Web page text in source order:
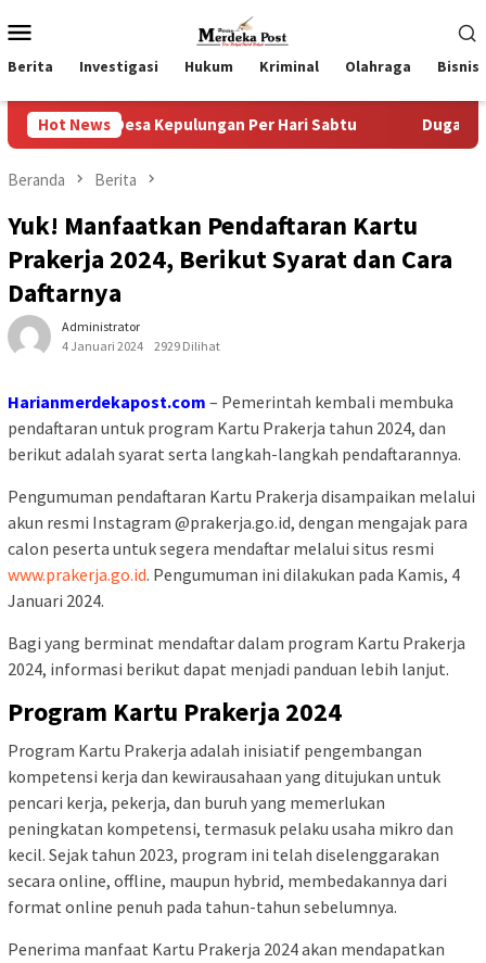
ke
kontenMobile
Berita Investigasi Hukum Kriminal Olahraga Bisnis
Hot News
Kepulungan Per Hari Sabtu Dugaan Pungli SKAB di
Beranda Berita
Yuk! Manfaatkan Pendaftaran Kartu
Prakerja 2024, Berikut Syarat dan Cara
Daftarnya
Administrator
4 Januari 2024
2929 Dilihat
Harianmerdekapost.com – Pemerintah kembali membuka
pendaftaran untuk program Kartu Prakerja tahun 2024, dan
berikut adalah syarat serta langkah-langkah pendaftarannya.
Pengumuman pendaftaran Kartu Prakerja disampaikan melalui
akun resmi Instagram @prakerja.go.id, dengan mengajak para
calon peserta untuk segera mendaftar melalui situs resmi
www.prakerja.go.id. Pengumuman ini dilakukan pada Kamis, 4
Januari 2024.
Bagi yang berminat mendaftar dalam program Kartu Prakerja
2024, informasi berikut dapat menjadi panduan lebih lanjut.
Program Kartu Prakerja 2024
Program Kartu Prakerja adalah inisiatif pengembangan
kompetensi kerja dan kewirausahaan yang ditujukan untuk
pencari kerja, pekerja, dan buruh yang memerlukan
peningkatan kompetensi, termasuk pelaku usaha mikro dan
kecil. Sejak tahun 2023, program ini telah diselenggarakan
secara online, offline, maupun hybrid, membedakannya dari
format online penuh pada tahun-tahun sebelumnya.
Penerima manfaat Kartu Prakerja 2024 akan mendapatkan